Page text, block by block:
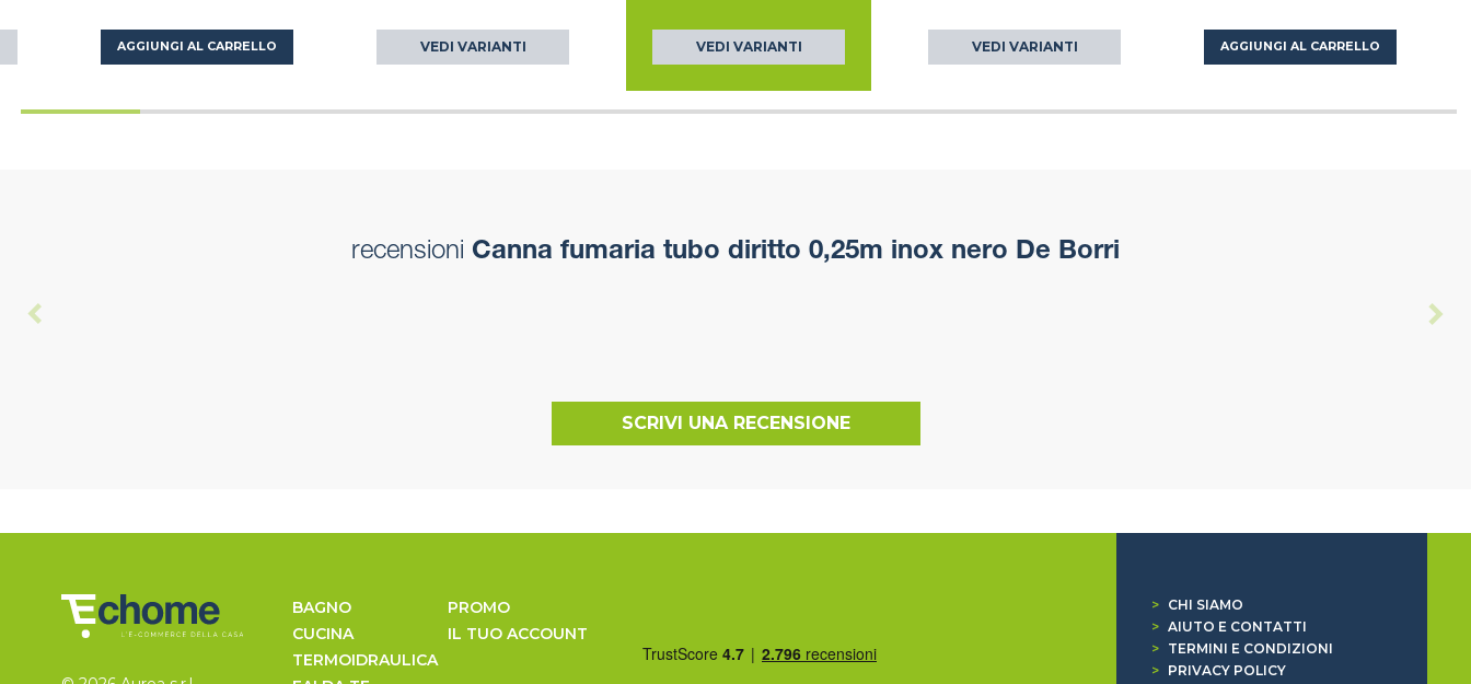
AGGIUNGI AL CARRELLO VEDI VARIANTI VEDI VARIANTI VEDI VARIANTI AGGIUNGI AL CARRELLO
recensioni Canna fumaria tubo diritto 0,25m inox nero De Borri
SCRIVI UNA RECENSIONE
BAGNO
CUCINA
TERMOIDRAULICA
PROMO
IL TUO ACCOUNT
>
CHI SIAMO
> AIUTO E CONTATTI
>
TERMINI E CONDIZIONI
>
PRIVACY POLICY